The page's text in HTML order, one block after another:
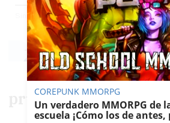
Sin Categoria
prueba BAB
COREPUNK MMORPG
Un verdadero MMORPG de
escuela ¡Cómo los de